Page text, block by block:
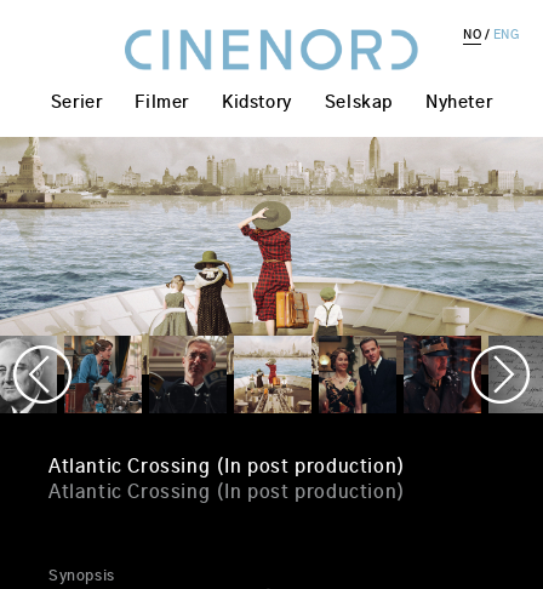
NO ENG
Serier Filmer Kidstory Selskap Nyheter
Atlantic Crossing (In post production)
Atlantic Crossing (In post production)
Synopsis